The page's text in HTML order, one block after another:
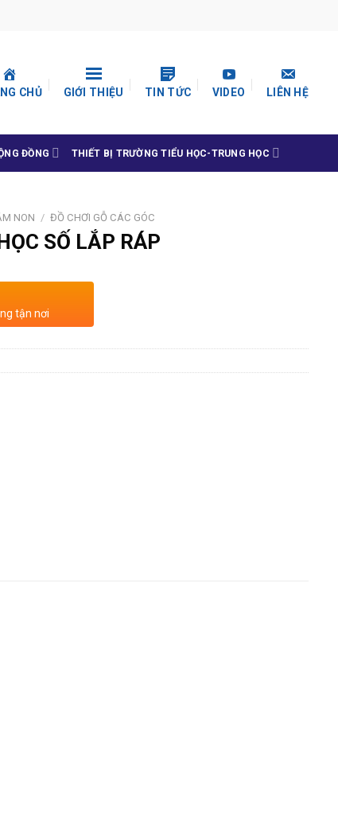
CHỦ GIỚI THIỆU TIN TỨC VIDEO LIÊN HỆ
ĐỒNG THIẾT BỊ TRƯỜNG TIỂU HỌC-TRUNG HỌC
NON / ĐỒ CHƠI GỖ CÁC GÓC
SỐ LẮP RÁP
tận nơi